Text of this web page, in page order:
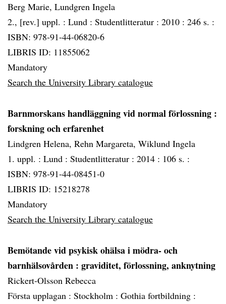
Berg Marie, Lundgren Ingela
2., [rev.] uppl. : Lund : Studentlitteratur : 2010 : 246 s. :
ISBN: 978-91-44-06820-6
LIBRIS ID: 11855062
Mandatory
Search the University Library catalogue
Barnmorskans handläggning vid normal förlossning :
forskning och erfarenhet
Lindgren Helena, Rehn Margareta, Wiklund Ingela
1. uppl. : Lund : Studentlitteratur : 2014 : 106 s. :
ISBN: 978-91-44-08451-0
LIBRIS ID: 15218278
Mandatory
Search the University Library catalogue
Bemötande vid psykisk ohälsa i mödra- och
barnhälsovården : graviditet, förlossning, anknytning
Rickert-Olsson Rebecca
Första upplagan : Stockholm : Gothia fortbildning :